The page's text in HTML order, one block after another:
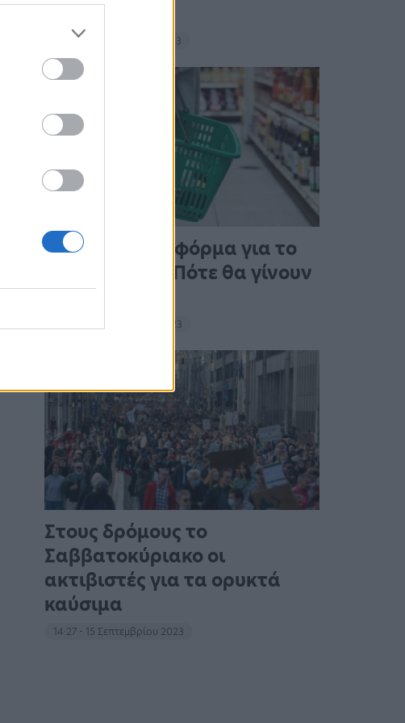
18:11 - 15 Σεπτεμβρίου 2023
Άνοιξε η πλατφόρμα για το
Market Pass – Πότε θα γίνουν
οι πληρωμές
15:13 - 15 Σεπτεμβρίου 2023
Στους δρόμους το
Σαββατοκύριακο οι
ακτιβιστές για τα ορυκτά
καύσιμα
14:27 - 15 Σεπτεμβρίου 2023